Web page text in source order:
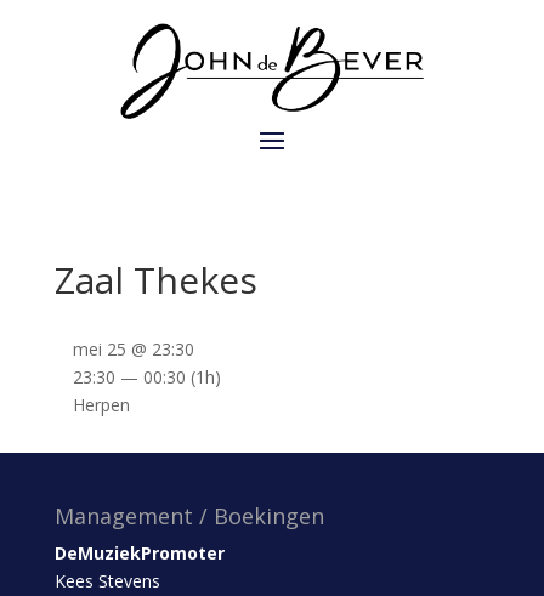
Zaal Thekes
mei 25 @ 23:30
23:30 — 00:30 (1h)
Herpen
Management / Boekingen
DeMuziekPromoter
Kees Stevens